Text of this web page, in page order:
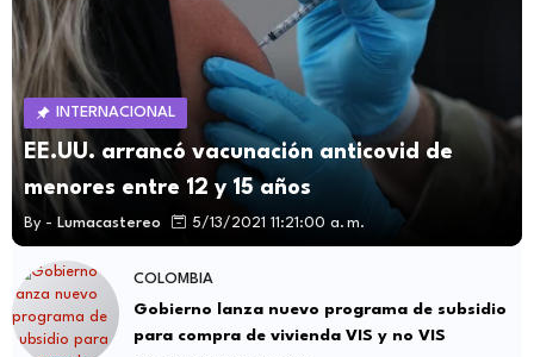
INTERNACIONAL
EE.UU. arrancó vacunación anticovid de
menores entre 12 y 15 años
By - Lumacastereo 5/13/2021 11:21:00 a. m.
COLOMBIA
Gobierno lanza nuevo programa de subsidio
para compra de vivienda VIS y no VIS